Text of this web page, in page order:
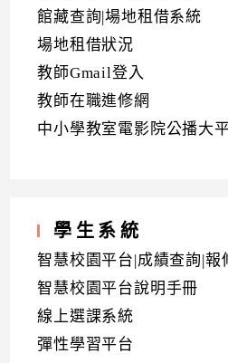
館藏查詢|場地租借系統
場地租借狀況
教師Gmail登入
教師在職進修網
中小學教室電影院公播大
學生系統
智慧校園平台|成績查詢|報
智慧校園平台說明手冊
線上選課系統
彈性學習平台